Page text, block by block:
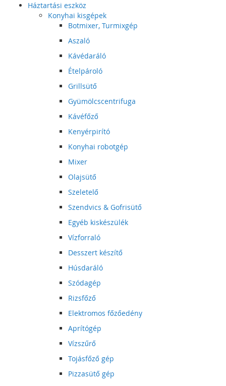
Háztartási eszköz
Konyhai kisgépek
Botmixer, Turmixgép
Aszaló
Kávédaráló
Ételpároló
Grillsütő
Gyümölcscentrifuga
Kávéfőző
Kenyérpirító
Konyhai robotgép
Mixer
Olajsütő
Szeletelő
Szendvics & Gofrisütő
Egyéb kiskészülék
Vízforraló
Desszert készítő
Húsdaráló
Szódagép
Rizsfőző
Elektromos főzőedény
Aprítógép
Vízszűrő
Tojásfőző gép
Pizzasütő gép